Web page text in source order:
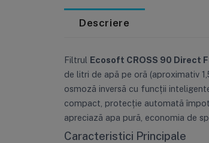
Descriere
Filtrul Ecosoft CROSS 90 Direct
de litri de apă pe oră (aproximativ
osmoză inversă cu funcții
compact, protecție automată
apreciază apa pură, economia de
Caracteristici Principale